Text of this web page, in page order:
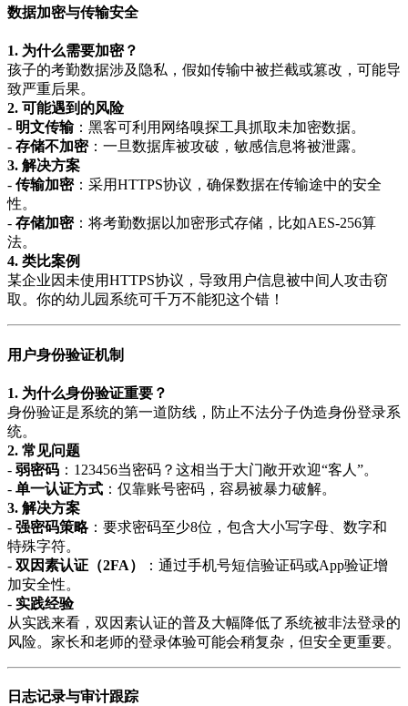
数据加密与传输安全
1. 为什么需要加密？
孩子的考勤数据涉及隐私，假如传输中被拦截或篡改，可能导
致严重后果。
2. 可能遇到的风险
- 明文传输：黑客可利用网络嗅探工具抓取未加密数据。
- 存储不加密：一旦数据库被攻破，敏感信息将被泄露。
3. 解决方案
- 传输加密：采用HTTPS协议，确保数据在传输途中的安全
性。
- 存储加密：将考勤数据以加密形式存储，比如AES-256算
法。
4. 类比案例
某企业因未使用HTTPS协议，导致用户信息被中间人攻击窃
取。你的幼儿园系统可千万不能犯这个错！
用户身份验证机制
1. 为什么身份验证重要？
身份验证是系统的第一道防线，防止不法分子伪造身份登录系
统。
2. 常见问题
- 弱密码 ：123456当密码？这相当于大门敞开欢迎“客人”。
- 单一认证方式 ：仅靠账号密码，容易被暴力破解。
3. 解决方案
- 强密码策略：要求密码至少8位，包含大小写字母、数字和
特殊字符。
- 双因素认证（2FA）
：通过手机号短信验证码或App验证增
加安全性。
- 实践经验
从实践来看，双因素认证的普及大幅降低了系统被非法登录的
风险。家长和老师的登录体验可能会稍复杂，但安全更重要。
日志记录与审计跟踪